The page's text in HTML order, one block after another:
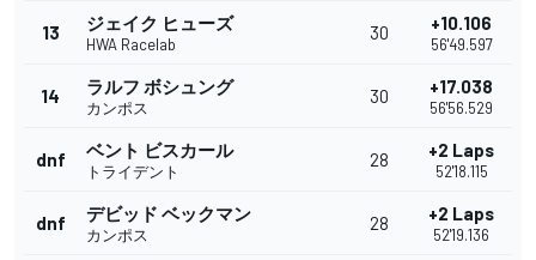
13 ジェイク ヒューズ
HWA Racelab
30 +10.106
56'49.597
14 ラルフ ボシュング
カンポス
30 +17.038
56'56.529
dnf ベント ビスカール
トライデント
28 +2 Laps
52'18.115
dnf デビッド ベックマン
カンポス
28 +2 Laps
52'19.136